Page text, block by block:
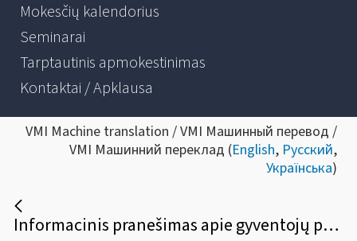
Mokesčių kalendorius
Seminarai
Tarptautinis apmokestinimas
Kontaktai / Apklausa
VMI Machine translation / VMI Машинный перевод /
VMI Машинний переклад (English, Русский,
Українська)
Informacinis pranešimas apie gyventojų pareigą perskaičiuoti 2025 m. metinį neapmokestinamąjį pajamų dydį ir pajamų mokestį